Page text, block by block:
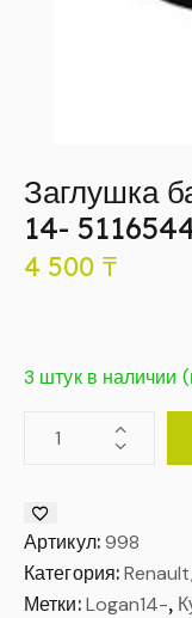
Заглушка
14-
4 500 ₸
3 штук в наличии
Артикул: 998
Категория:
Метки: Logan14-,